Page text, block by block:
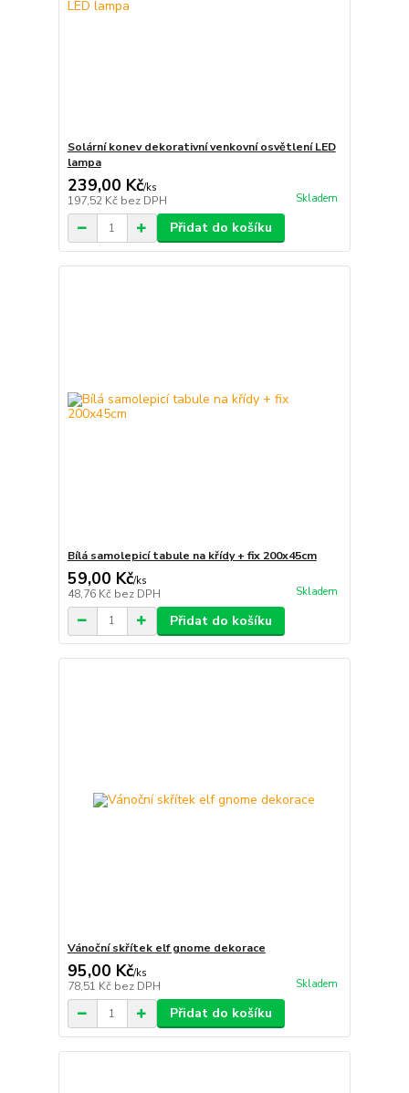
Solární konev dekorativní venkovní osvětlení LED
lampa
239,00 Kč/ks
197,52 Kč bez DPH Skladem
Přidat do košíku
Bílá samolepicí tabule na křídy + fix 200x45cm
59,00 Kč/ks
48,76 Kč bez DPH Skladem
Přidat do košíku
Vánoční skřítek elf gnome dekorace
95,00 Kč/ks
78,51 Kč bez DPH Skladem
Přidat do košíku